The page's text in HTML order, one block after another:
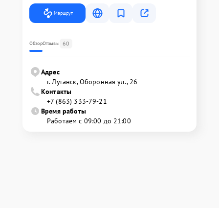
Маршрут
ОбзорОтзывы 60
Адрес
г. Луганск, Оборонная ул., 26
Контакты
+7 (863) 333-79-21
Время работы
Работаем с 09:00 до 21:00